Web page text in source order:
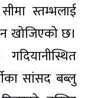
स्तम्भलाई
खोजिएको छ।
सांसद बब्लु